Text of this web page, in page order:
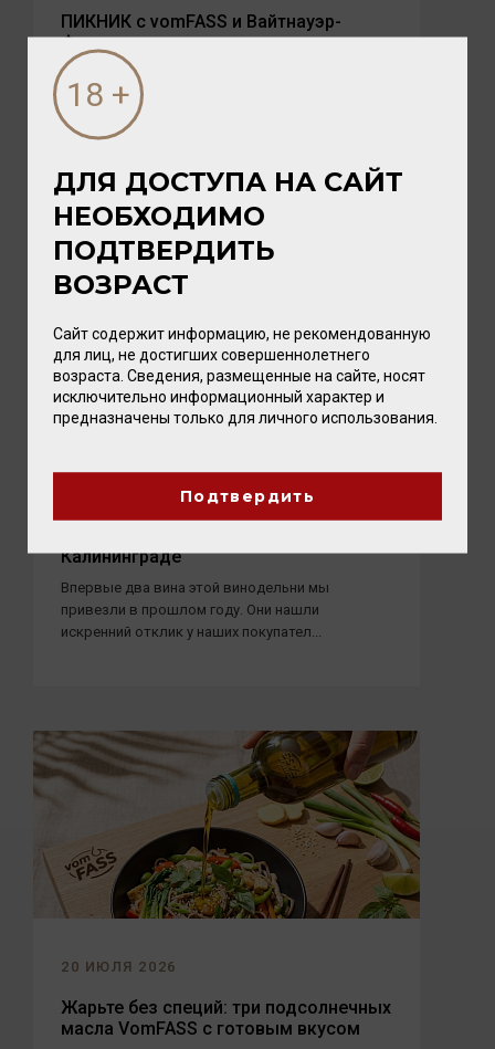
ПИКНИК с vomFASS и Вайтнауэр-
Филипп
Лето — время, когда хочется замедлиться,
выбраться на природу и разделить радость с
близкими. А чтобы это...
03 АВГУСТА 2026
Новые вина Tenuta Ulisse: восемь
Калининграде
Впервые два вина этой винодельни мы
привезли в прошлом году. Они нашли
искренний отклик у наших покупател...
20 ИЮЛЯ 2026
Жарьте без специй: три подсолнечных
масла VomFASS с готовым вкусом
ДЛЯ ДОСТУПА НА САЙТ
НЕОБХОДИМО
ПОДТВЕРДИТЬ
ВОЗРАСТ
Сайт содержит информацию, не рекомендованную
для лиц, не достигших совершеннолетнего
возраста. Сведения, размещенные на сайте, носят
исключительно информационный характер и
предназначены только для личного использования.
Подтвердить